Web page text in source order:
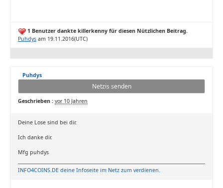
1 Benutzer dankte killerkenny für diesen Nützlichen Beitrag.
Puhdys am 19.11.2016(UTC)
Puhdys
Netzis senden
Geschrieben : vor 10 Jahren
Deine Lose sind bei dir.
Ich danke dir.
Mfg puhdys
INFO4COINS.DE deine Infoseite im Netz zum verdienen.